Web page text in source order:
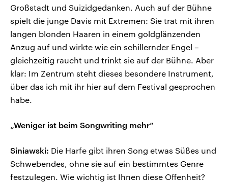
Großstadt und Suizidgedanken. Auch auf der Bühne
spielt die junge Davis mit Extremen: Sie trat mit ihren
langen blonden Haaren in einem goldglänzenden
Anzug auf und wirkte wie ein schillernder Engel –
gleichzeitig raucht und trinkt sie auf der Bühne. Aber
klar: Im Zentrum steht dieses besondere Instrument,
über das ich mit ihr hier auf dem Festival gesprochen
habe.
„Weniger ist beim Songwriting mehr“
Siniawski: Die Harfe gibt ihren Song etwas Süßes und
Schwebendes, ohne sie auf ein bestimmtes Genre
festzulegen. Wie wichtig ist Ihnen diese Offenheit?